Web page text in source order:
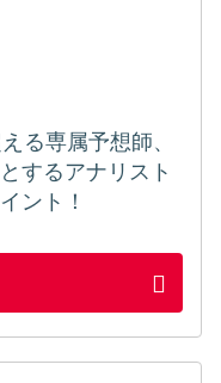
る専属予想師、
するアナリスト
ント！